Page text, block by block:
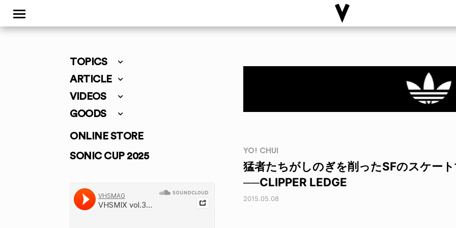
TOPICS
ARTICLE
VIDEOS
GOODS
ONLINE STORE
SONIC CUP 2025
YO! CHUI
猛者たちがしのぎを削ったSFのスケー
──CLIPPER LEDGE
2015.05.08